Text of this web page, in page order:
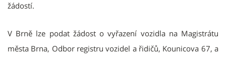
žádostí.
V Brně lze podat žádost o vyřazení vozidla na Magistrátu
města Brna, Odbor registru vozidel a řidičů, Kounicova 67, a